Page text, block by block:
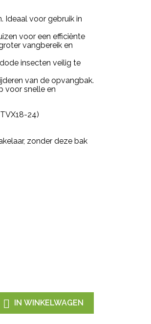
Ideaal voor gebruik in
voor een efficiënte
vangbereik en
insecten veilig te
van de opvangbak.
voor snelle en
24)
zonder deze bak
 IN WINKELWAGEN